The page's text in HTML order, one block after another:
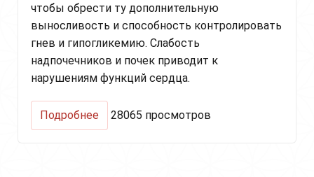
чтобы обрести ту дополнительную
выносливость и способность контролировать
гнев и гипогликемию. Слабость
надпочечников и почек приводит к
нарушениям функций сердца.
Подробнее
Антистрессовый
28065 просмотров